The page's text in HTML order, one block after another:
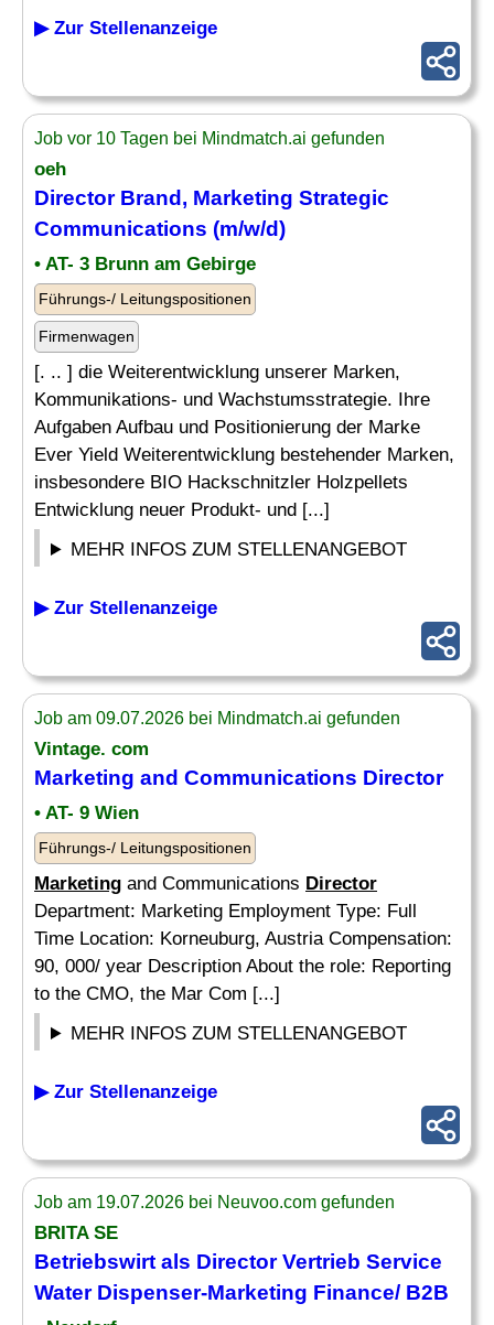
▶ Zur Stellenanzeige
Job vor 10 Tagen bei Mindmatch.ai gefunden
oeh
DirectorBrand, Marketing Strategic
Communications (m/w/d)
• AT- 3 Brunn am Gebirge
Führungs-/ Leitungspositionen
Firmenwagen
[. .. ] die Weiterentwicklung unserer Marken,
Kommunikations- und Wachstumsstrategie. Ihre
Aufgaben Aufbau und Positionierung der Marke
Ever Yield Weiterentwicklung bestehender Marken,
insbesondere BIO Hackschnitzler Holzpellets
Entwicklung neuer Produkt- und [...]
MEHR INFOS ZUM STELLENANGEBOT
▶ Zur Stellenanzeige
Job am 09.07.2026 bei Mindmatch.ai gefunden
Vintage. com
Marketing and Communications Director
• AT- 9 Wien
Führungs-/ Leitungspositionen
Marketing and Communications Director
Department: Marketing Employment Type: Full
Time Location: Korneuburg, Austria Compensation:
90, 000/ year Description About the role: Reporting
to the CMO, the Mar Com [...]
MEHR INFOS ZUM STELLENANGEBOT
▶ Zur Stellenanzeige
Job am 19.07.2026 bei Neuvoo.com gefunden
BRITA SE
Betriebswirt als DirectorVertrieb Service
Water Dispenser-Marketing Finance/ B2B